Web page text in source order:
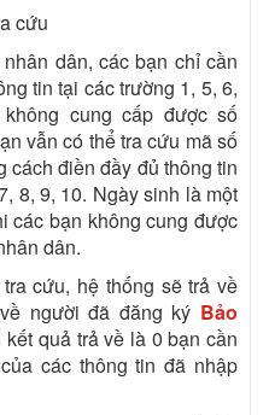
cứu
dân, các bạn chỉ cần
tin tại các trường 1, 5, 6,
cung cấp được số
vẫn có thể tra cứu mã số
cách điền đầy đủ thông tin
8, 9, 10. Ngày sinh là một
các bạn không cung được
dân.
cứu, hệ thống sẽ trả về
người đã đăng ký Bảo
kết quả trả về là 0 bạn cần
các thông tin đã nhập